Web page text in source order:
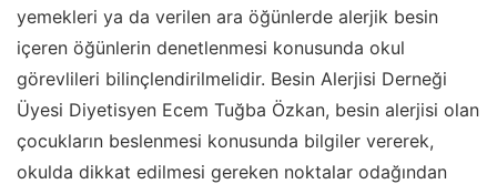
yemekleri ya da verilen ara öğünlerde alerjik besin
içeren öğünlerin denetlenmesi konusunda okul
görevlileri bilinçlendirilmelidir. Besin Alerjisi Derneği
Üyesi Diyetisyen Ecem Tuğba Özkan, besin alerjisi olan
çocukların beslenmesi konusunda bilgiler vererek,
okulda dikkat edilmesi gereken noktalar odağından